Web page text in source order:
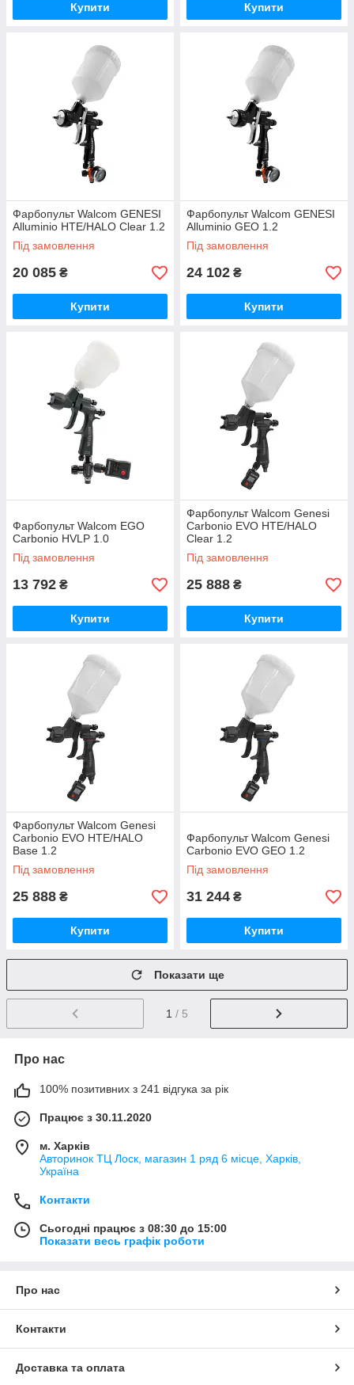
Купити Купити
Фарбопульт Walcom GENESI
Alluminio HTE/HALO Clear 1.2
Під замовлення
20 085 ₴
Купити
Фарбопульт Walcom GENESI
Alluminio GEO 1.2
Під замовлення
24 102 ₴
Купити
Фарбопульт Walcom EGO
Carbonio HVLP 1.0
Під замовлення
13 792 ₴
Купити
Фарбопульт Walcom Genesi
Carbonio EVO HTE/HALO
Clear 1.2
Під замовлення
25 888 ₴
Купити
Фарбопульт Walcom Genesi
Carbonio EVO HTE/HALO
Base 1.2
Під замовлення
25 888 ₴
Купити
Фарбопульт Walcom Genesi
Carbonio EVO GEO 1.2
Під замовлення
31 244 ₴
Купити
Показати ще
1 / 5
Про нас
100% позитивних з 241 відгука за рік
Працює з 30.11.2020
м. Харків
Авторинок ТЦ Лоск, магазин 1 ряд 6 місце, Харків,
Україна
Контакти
Сьогодні працює з 08:30 до 15:00
Показати весь графік роботи
Про нас
Контакти
Доставка та оплата